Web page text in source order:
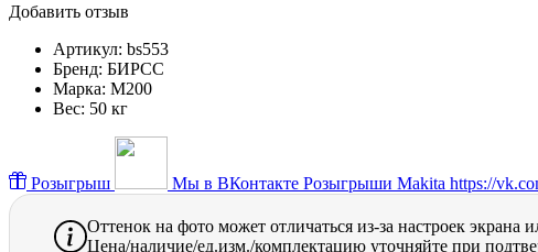
Добавить отзыв
Артикул: bs553
Бренд: БИРСС
Марка: М200
Вес: 50 кг
Розыгрыш Мы в ВКонтакте Розыгрыши Makita https://
Оттенок на фото может отличаться из-за настроек экрана
Цена/наличие/ед.изм./комплектацию уточняйте при